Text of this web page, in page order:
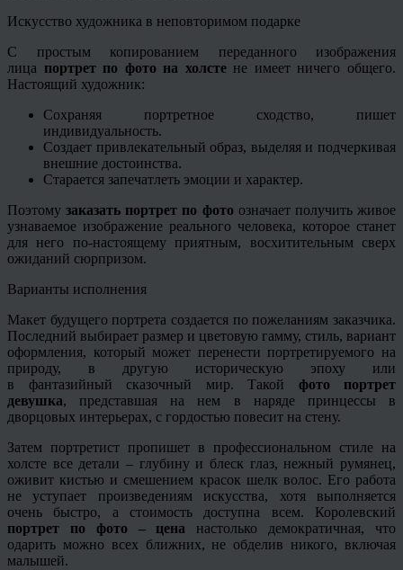
Искусство художника в неповторимом подарке
С простым копированием переданного изображения
лица портрет по фото на холстене имеет ничего общего.
Настоящий художник:
Сохраняя портретное сходство, пишет
индивидуальность.
Создает привлекательный образ, выделяя и подчеркивая
внешние достоинства.
Старается запечатлеть эмоции и характер.
Поэтомузаказать портрет по фотоозначает получить живое
узнаваемое изображение реального человека, которое станет
для него по-настоящему приятным, восхитительным сверх
ожиданий сюрпризом.
Варианты исполнения
Макет будущего портрета создается по пожеланиям заказчика.
Последний выбирает размер и цветовую гамму, стиль, вариант
оформления, который может перенести портретируемого на
природу, в другую историческую эпоху или
в фантазийный сказочный мир. Такой фото портрет
девушка, представшая на нем в наряде принцессы в
дворцовых интерьерах, с гордостью повесит на стену.
Затем портретист пропишет в профессиональном стиле на
холсте все детали – глубину и блеск глаз, нежный румянец,
оживит кистью и смешением красок шелк волос. Его работа
не уступает произведениям искусства, хотя выполняется
очень быстро, а стоимость доступна всем. Королевский
портрет по фото – цена настолько демократичная, что
одарить можно всех ближних, не обделив никого, включая
малышей.